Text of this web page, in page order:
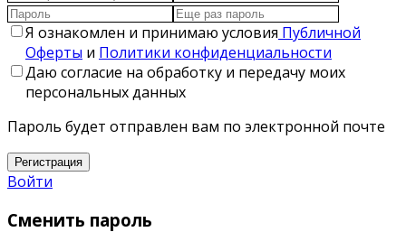
Я ознакомлен и принимаю условия Публичной
Оферты и Политики конфиденциальности
Даю согласие на обработку и передачу моих
персональных данных
Пароль будет отправлен вам по электронной почте
Регистрация
Войти
Сменить пароль